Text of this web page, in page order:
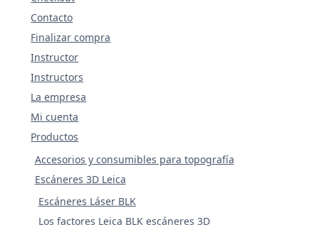
Contacto
Finalizar compra
Instructor
Instructors
La empresa
Mi cuenta
Productos
Accesorios y consumibles para topografía
Escáneres 3D Leica
Escáneres Láser BLK
Los factores Leica BLK escáneres 3D